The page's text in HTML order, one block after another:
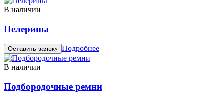
В наличии
Пелерины
Оставить заявку Подробнее
В наличии
Подбородочные ремни